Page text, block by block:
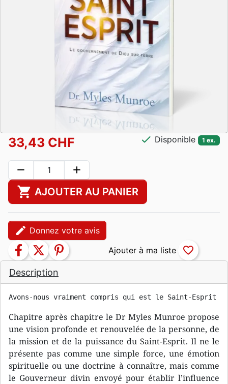
Description
Avons-nous vraiment compris qui est le Saint-Esprit ?
Chapitre après chapitre le Dr Myles Munroe propose
une vision profonde et renouvelée de la personne, de
la mission et de la puissance du Saint-Esprit. Il ne le
présente pas comme une simple force, une émotion
spirituelle ou une doctrine à connaître, mais comme
le Gouverneur divin envoyé pour établir l’influence
33,43 CHF check Disponible 1 ex.
remove add
shopping_cart AJOUTER AU PANIER
edit Donnez votre avis
facebook twitter pinterest favorite_border